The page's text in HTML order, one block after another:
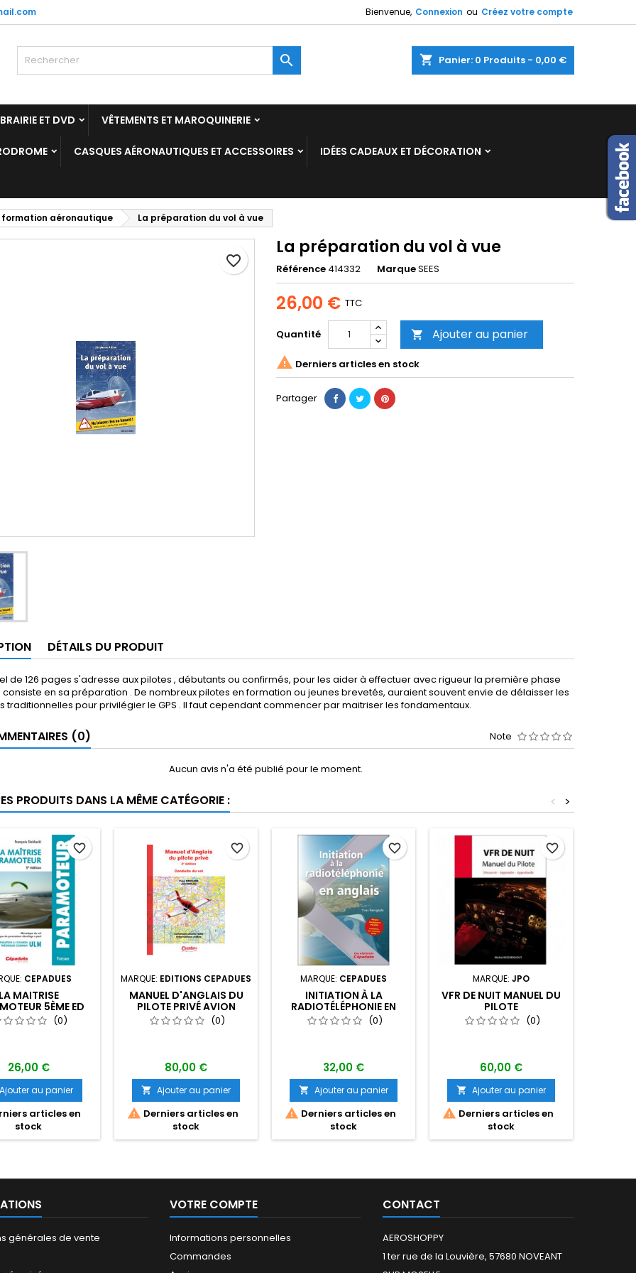
Bienvenue, Connexion ou Créez votre compte
shopping_cart Panier: 0 Produits - 0,00 €

ET DVD VÊTEMENTS ET MAROQUINERIE
CASQUES AÉRONAUTIQUES ET ACCESSOIRES IDÉES CADEAUX ET DÉCORATION
formation aéronautique La préparation du vol à vue
La préparation du vol à vue
Référence 414332 MarqueSEES
26,00 € TTC
Quantité  Ajouter au panier
favorite_border
 Derniers articles en stock
Partager
DÉTAILS DU PRODUIT
de 126 pages s'adresse aux pilotes , débutants ou confirmés, pour les aider à effectuer avec rigueur la première phase
consiste en sa préparation . De nombreux pilotes en formation ou jeunes brevetés, auraient souvent envie de délaisser les
traditionnelles pour privilégier le GPS . Il faut cependant commencer par maitriser les fondamentaux.
(0) Note
Aucun avis n'a été publié pour le moment.
PRODUITS DANS LA MÊME CATÉGORIE : >
<
CEPADUES
LA MAITRISE
5ÈME ED
(0)
26,00 €
Ajouter au panier
articles en
stock
favorite_border
MARQUE: EDITIONS CEPADUES
MANUEL D'ANGLAIS DU
PILOTE PRIVÉ AVION
(0)
80,00 €
 Ajouter au panier
 Derniers articles en
stock
favorite_border
MARQUE: CEPADUES
INITIATION À LA
RADIOTÉLÉPHONIE EN
ANGLAIS (AVEC SUPPORT
AUDIO)
(0)
32,00 €
 Ajouter au panier
 Derniers articles en
stock
favorite_border
MARQUE: JPO
VFR DE NUIT MANUEL DU
PILOTE
(0)
60,00 €
 Ajouter au panier
 Derniers articles en
stock
favorite_border
générales de vente
VOTRE COMPTE
Informations personnelles
Commandes
CONTACT
AEROSHOPPY
1 ter rue de la Louvière, 57680 NOVEANT
wishlists
Create new list
une liste d'envies
Annuler Créer une liste d'envies
devez être connecté pour ajouter des produits à votre liste
Connexion